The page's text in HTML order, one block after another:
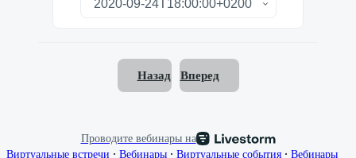
Назад Вперед
Проводите вебинары на
Виртуальные встречи ∙ Вебинары ∙ Виртуальные события ∙ Вебинары